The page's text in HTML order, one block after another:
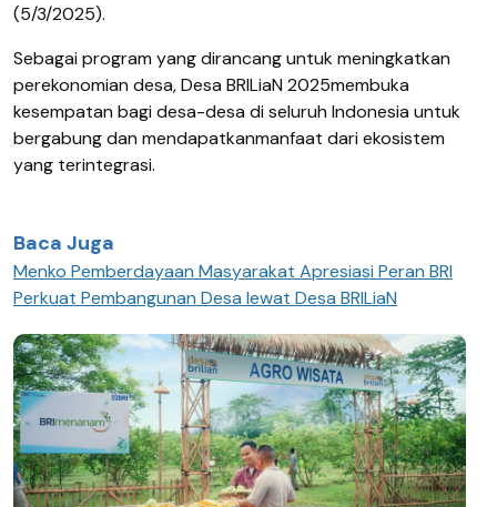
(5/3/2025).
Sebagai program yangdirancanguntukmeningkatkan
perekonomian desa, Desa BRILiaN 2025membuka
kesempatan bagi desa-desa di seluruh Indonesia untuk
bergabungdan mendapatkanmanfaat dari ekosistem
yang terintegrasi.
Baca Juga
Menko Pemberdayaan Masyarakat Apresiasi Peran BRI
Perkuat Pembangunan Desa lewat Desa BRILiaN